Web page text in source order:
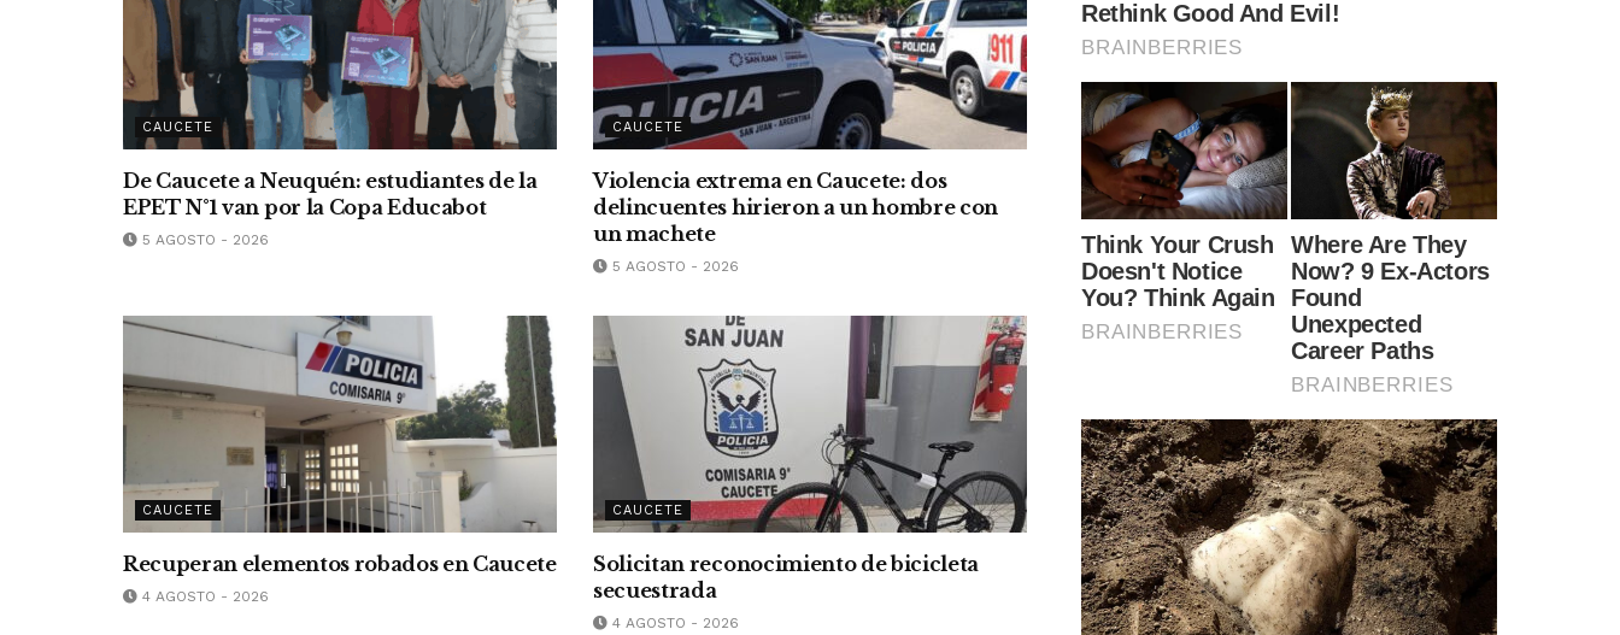
CAUCETE
De Caucete a Neuquén: estudiantes de la
EPET N°1 van por la Copa Educabot
5 AGOSTO - 2026
CAUCETE
Violencia extrema en Caucete: dos
delincuentes hirieron a un hombre con
un machete
5 AGOSTO - 2026
CAUCETE
Recuperan elementos robados en Caucete
4 AGOSTO - 2026
CAUCETE
Solicitan reconocimiento de bicicleta
secuestrada
4 AGOSTO - 2026